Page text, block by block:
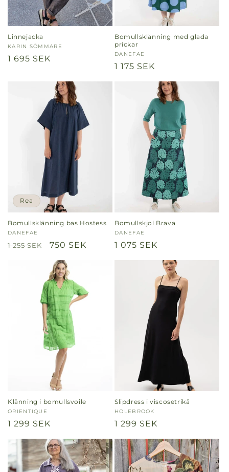
Linnejacka
Säljare:
KARIN SÖMMARE
Ordinarie
1 695 SEK
Bomullsklänning med glada
prickar
Säljare:
DANEFAE
Ordinarie
1 175 SEK
Rea
Bomullsklänning bas Hostess
Säljare:
DANEFAE
Ordinarie
1 255 SEK Försäljningspris
750 SEK
Bomullskjol Brava
Säljare:
DANEFAE
Ordinarie
1 075 SEK
Klänning i bomullsvoile
Säljare:
ORIENTIQUE
Ordinarie
1 299 SEK
Slipdress i viscosetrikå
Säljare:
HOLEBROOK
Ordinarie
1 299 SEK